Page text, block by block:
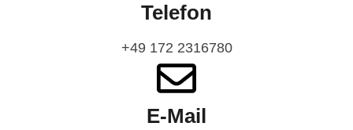
Telefon
‭+49 172 2316780‬
E-Mail